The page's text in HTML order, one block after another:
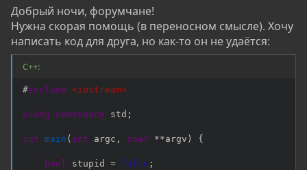
Добрый ночи, форумчане!
Нужна скорая помощь (в переносном смысле). Хочу
написать код для друга, но как-то он не удаётся:
C++:
#include <iostream>
using namespace std ;
int main ( int argc , char **argv ) {
bool stupid = false ;